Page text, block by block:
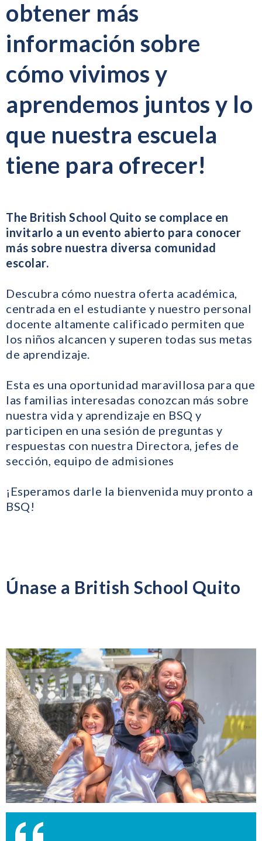
obtener más
información sobre
cómo vivimos y
aprendemos juntos y lo
que nuestra escuela
tiene para ofrecer!
The British School Quito se complace en
invitarlo a un evento abierto para conocer
más sobre nuestra diversa comunidad
escolar.
Descubra cómo nuestra oferta académica,
centrada en el estudiante y nuestro personal
docente altamente calificado permiten que
los niños alcancen y superen todas sus metas
de aprendizaje.
Esta es una oportunidad maravillosa para que
las familias interesadas conozcan más sobre
nuestra vida y aprendizaje en BSQ y
participen en una sesión de preguntas y
respuestas con nuestra Directora, jefes de
sección, equipo de admisiones
¡Esperamos darle la bienvenida muy pronto a
BSQ!
Únase a British School Quito